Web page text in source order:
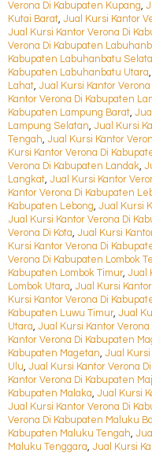
Verona Di Kabupaten Kupang,
Kutai Barat, Jual Kursi Kantor
Jual Kursi Kantor Verona Di
Verona Di Kabupaten
Kabupaten Labuhanbatu
Kabupaten Labuhanbatu Utara,
Lahat, Jual Kursi Kantor
Kantor Verona Di Kabupaten
Kabupaten Lampung Barat,
Lampung Selatan, Jual Kursi
Tengah, Jual Kursi Kantor
Kursi Kantor Verona Di
Verona Di Kabupaten Landak,
Langkat, Jual Kursi Kantor
Kantor Verona Di Kabupaten
Kabupaten Lebong, Jual Kursi
Jual Kursi Kantor Verona Di
Verona Di Kota, Jual Kursi
Kursi Kantor Verona Di
Verona Di Kabupaten Lombok
Kabupaten Lombok Timur, Jual
Lombok Utara, Jual Kursi
Kursi Kantor Verona Di
Kabupaten Luwu Timur, Jual
Utara, Jual Kursi Kantor
Kantor Verona Di Kabupaten
Kabupaten Magetan, Jual Kursi
Ulu, Jual Kursi Kantor Verona
Kantor Verona Di Kabupaten
Kabupaten Malaka, Jual Kursi
Jual Kursi Kantor Verona Di
Verona Di Kabupaten Maluku
Kabupaten Maluku Tengah,
Maluku Tenggara, Jual Kursi